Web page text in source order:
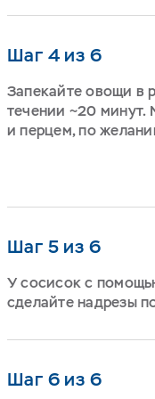
Шаг 4 из 6
Запекайте овощи в
течении ~20 минут.
и перцем, по
Шаг 5 из 6
У сосисок с
сделайте надрезы
Шаг 6 из 6